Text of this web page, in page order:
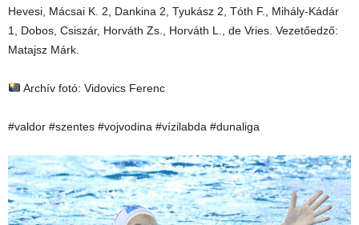
Hevesi, Mácsai K. 2, Dankina 2, Tyukász 2, Tóth F., Mihály-Kádár
1, Dobos, Csiszár, Horváth Zs., Horváth L., de Vries. Vezetőedző:
Matajsz Márk.
Archív fotó: Vidovics Ferenc
#valdor #szentes #vojvodina #vízilabda #dunaliga